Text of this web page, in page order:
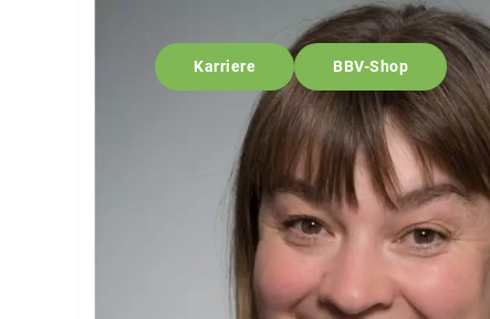
Karriere BBV-Shop